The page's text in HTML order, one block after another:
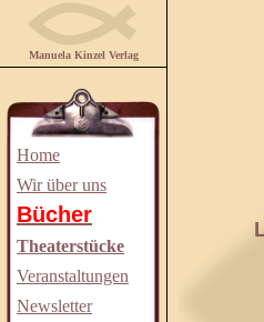
Manuela Kinzel Verlag
Home
Wir über uns
Bücher
Theaterstücke
Veranstaltungen
Newsletter